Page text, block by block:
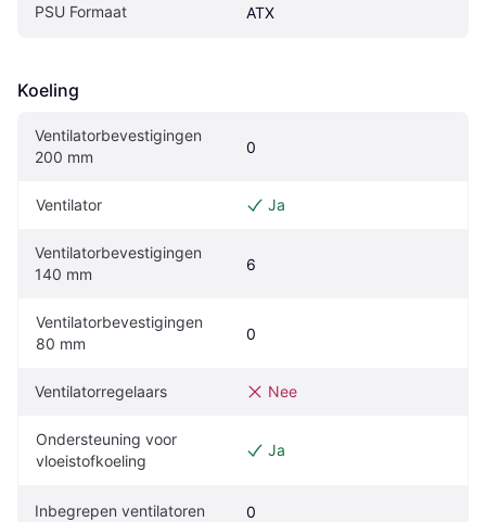
PSU Formaat ATX
Koeling
Ventilatorbevestigingen
200 mm
0
Ventilator Ja
Ventilatorbevestigingen
140 mm
6
Ventilatorbevestigingen
80 mm
0
Ventilatorregelaars Nee
Ondersteuning voor
vloeistofkoeling
Ja
Inbegrepen ventilatoren 0